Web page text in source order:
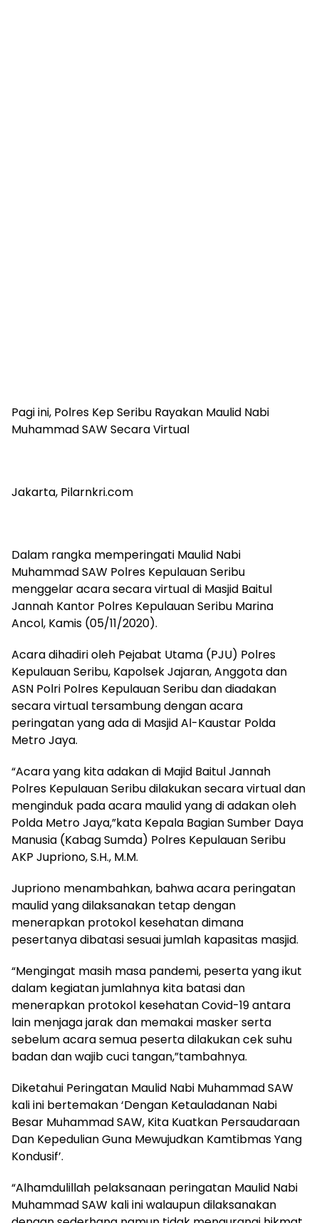
Pagi ini, Polres Kep Seribu Rayakan Maulid Nabi
Muhammad SAW Secara Virtual
Jakarta, Pilarnkri.com
Dalam rangka memperingati Maulid Nabi
Muhammad SAW Polres Kepulauan Seribu
menggelar acara secara virtual di Masjid Baitul
Jannah Kantor Polres Kepulauan Seribu Marina
Ancol, Kamis (05/11/2020).
Acara dihadiri oleh Pejabat Utama (PJU) Polres
Kepulauan Seribu, Kapolsek Jajaran, Anggota dan
ASN Polri Polres Kepulauan Seribu dan diadakan
secara virtual tersambung dengan acara
peringatan yang ada di Masjid Al-Kaustar Polda
Metro Jaya.
“Acara yang kita adakan di Majid Baitul Jannah
Polres Kepulauan Seribu dilakukan secara virtual dan
menginduk pada acara maulid yang di adakan oleh
Polda Metro Jaya,”kata Kepala Bagian Sumber Daya
Manusia (Kabag Sumda) Polres Kepulauan Seribu
AKP Jupriono, S.H., M.M.
Jupriono menambahkan, bahwa acara peringatan
maulid yang dilaksanakan tetap dengan
menerapkan protokol kesehatan dimana
pesertanya dibatasi sesuai jumlah kapasitas masjid.
“Mengingat masih masa pandemi, peserta yang ikut
dalam kegiatan jumlahnya kita batasi dan
menerapkan protokol kesehatan Covid-19 antara
lain menjaga jarak dan memakai masker serta
sebelum acara semua peserta dilakukan cek suhu
badan dan wajib cuci tangan,”tambahnya.
Diketahui Peringatan Maulid Nabi Muhammad SAW
kali ini bertemakan ‘Dengan Ketauladanan Nabi
Besar Muhammad SAW, Kita Kuatkan Persaudaraan
Dan Kepedulian Guna Mewujudkan Kamtibmas Yang
Kondusif’.
“Alhamdulillah pelaksanaan peringatan Maulid Nabi
Muhammad SAW kali ini walaupun dilaksanakan